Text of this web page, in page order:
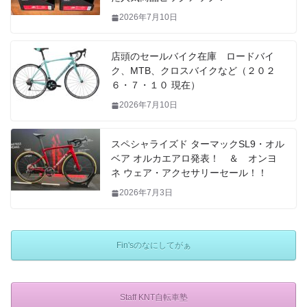
2026年7月10日
店頭のセールバイク在庫 ロードバイ
ク、MTB、クロスバイクなど（２０２
６・７・１０ 現在）
2026年7月10日
スペシャライズド ターマックSL9・オル
ベア オルカエアロ発表！ ＆ オンヨ
ネ ウェア・アクセサリーセール！！
2026年7月3日
Fin'sのなにしてがぁ
Staff KNT自転車塾